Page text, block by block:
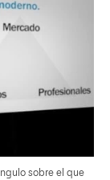
sobre el que